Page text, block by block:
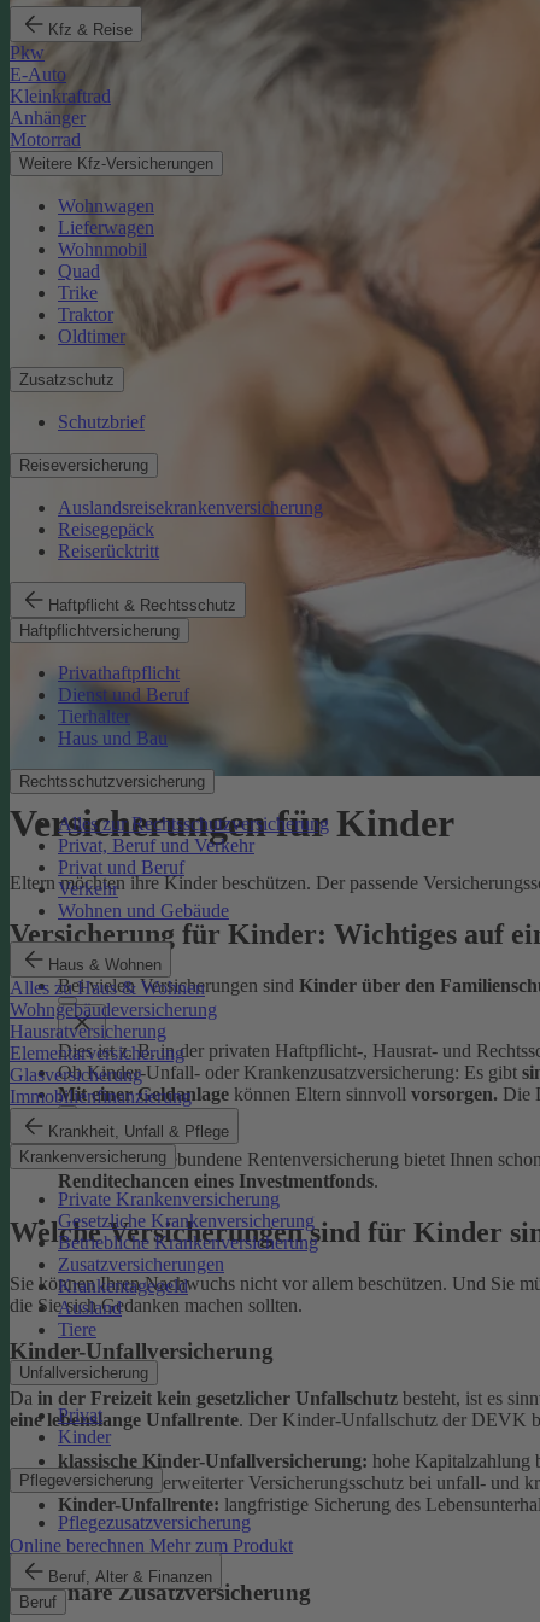
Kfz & Reise
Pkw
E-Auto
Kleinkraftrad
Anhänger
Motorrad
Weitere Kfz-Versicherungen
Wohnwagen
Lieferwagen
Wohnmobil
Quad
Trike
Traktor
Oldtimer
Zusatzschutz
Schutzbrief
Reiseversicherung
Auslandsreisekrankenversicherung
Reisegepäck
Reiserücktritt
Haftpflicht & Rechtsschutz
Haftpflichtversicherung
Privathaftpflicht
Dienst und Beruf
Tierhalter
Haus und Bau
Rechtsschutzversicherung
Alles zur Rechtsschutzversicherung
Privat, Beruf und Verkehr
Privat und Beruf
Verkehr
Wohnen und Gebäude
Haus & Wohnen
Alles zu Haus & Wohnen
Wohngebäudeversicherung
Hausratversicherung
Elementarversicherung
Glasversicherung
Immobilienfinanzierung
Krankheit, Unfall & Pflege
Krankenversicherung
Private Krankenversicherung
Gesetzliche Krankenversicherung
Betriebliche Krankenversicherung
Zusatzversicherungen
Krankentagegeld
Ausland
Tiere
Unfallversicherung
Privat
Kinder
Pflegeversicherung
Pflegezusatzversicherung
Beruf, Alter & Finanzen
Beruf
Versicherungen für Kinder
Eltern möchten ihre Kinder beschützen. Der passende
Versicherung für Kinder: Wichtiges auf
Bei vielen Versicherungen sind Kinder über den
Dies ist z. B. in der privaten Haftpflicht-, Hausrat- und
Ob Kinder-Unfall- oder Krankenzusatzversicherung: Es gibt
Mit einer Geldanlage können Eltern sinnvoll vorsorgen. Die
Unsere fondsgebundene Rentenversicherung bietet Ihnen
Renditechancen eines Investmentfonds.
Welche Versicherungen sind für Kinder
Sie können Ihren Nachwuchs nicht vor allem beschützen. Und Sie
die Sie sich Gedanken machen sollten.
Kinder-Unfallversicherung
Da in der Freizeit kein gesetzlicher Unfallschutz besteht, ist es
eine lebenslange Unfallrente. Der Kinder-Unfallschutz der DEVK
klassische Kinder-Unfallversicherung: hohe Kapitalzahlung
Junior Plus: erweiterter Versicherungsschutz bei unfall- und
Kinder-Unfallrente: langfristige Sicherung des
Online berechnen Mehr zum Produkt
Stationäre Zusatzversicherung